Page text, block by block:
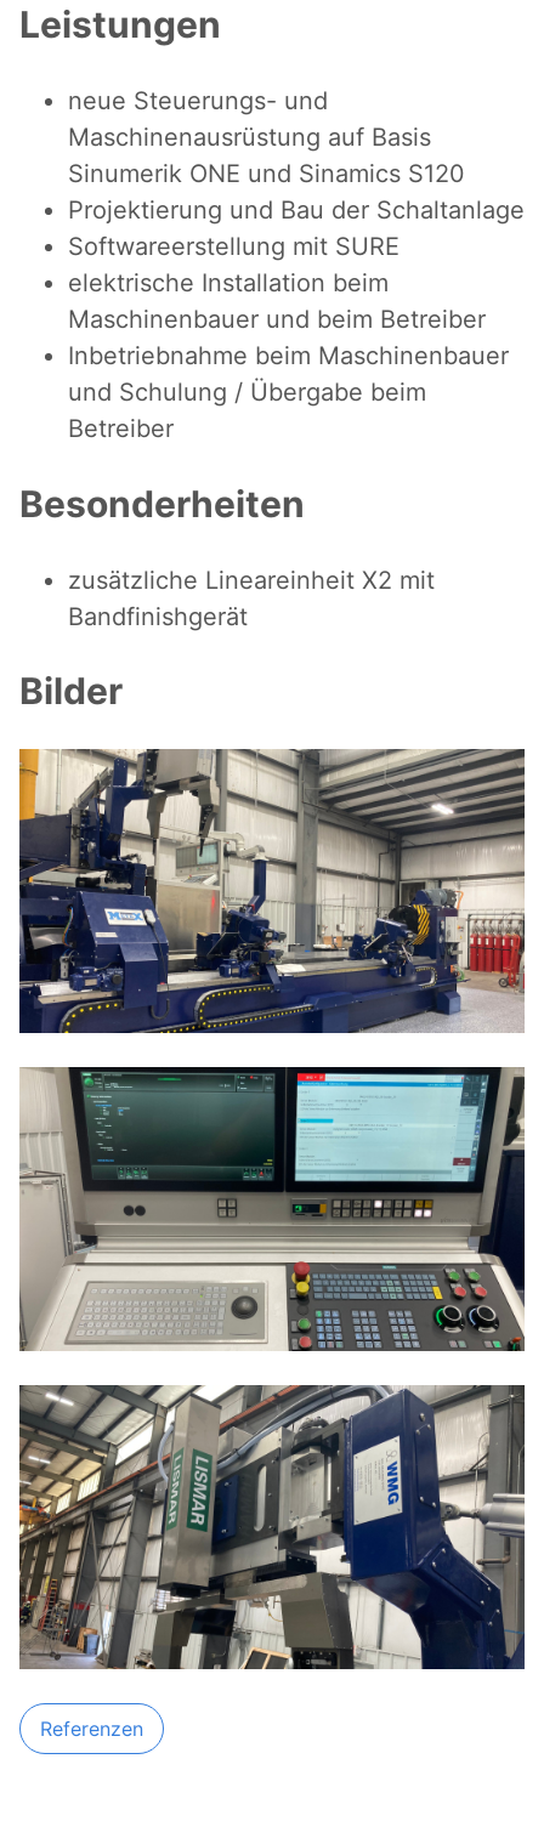
Leistungen
neue Steuerungs- und
Maschinenausrüstung auf Basis
Sinumerik ONE und Sinamics S120
Projektierung und Bau der Schaltanlage
Softwareerstellung mit SURE
elektrische Installation beim
Maschinenbauer und beim Betreiber
Inbetriebnahme beim Maschinenbauer
und Schulung / Übergabe beim
Betreiber
Besonderheiten
zusätzliche Lineareinheit X2 mit
Bandfinishgerät
Bilder
Referenzen